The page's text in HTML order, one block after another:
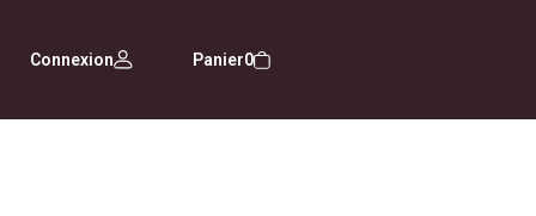
Connexion Panier0